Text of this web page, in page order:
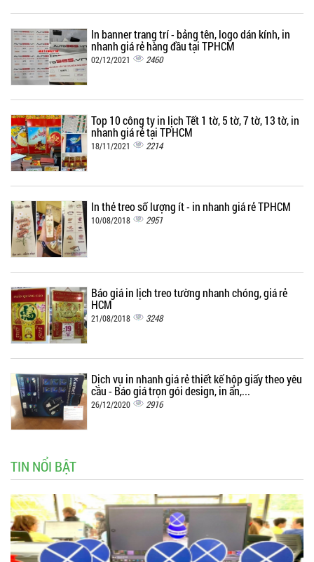
In banner trang trí - bảng tên, logo dán kính, in
nhanh giá rẻ hàng đầu tại TPHCM
02/12/2021 2460
Top 10 công ty in lịch Tết 1 tờ, 5 tờ, 7 tờ, 13 tờ, in
nhanh giá rẻ tại TPHCM
18/11/2021 2214
In thẻ treo số lượng ít - in nhanh giá rẻ TPHCM
10/08/2018 2951
Báo giá in lịch treo tường nhanh chóng, giá rẻ
HCM
21/08/2018 3248
Dịch vụ in nhanh giá rẻ thiết kế hộp giấy theo yêu
cầu - Báo giá trọn gói design, in ấn,...
26/12/2020 2916
TIN NỔI BẬT